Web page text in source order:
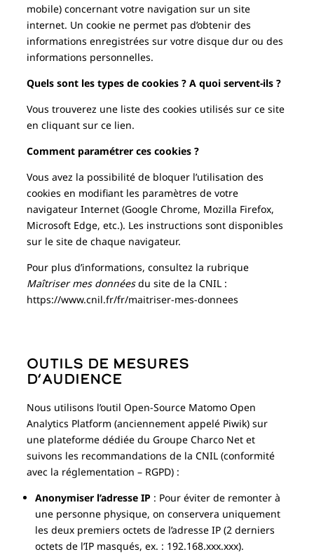
mobile) concernant votre navigation sur un site
internet. Un cookie ne permet pas d’obtenir des
informations enregistrées sur votre disque dur ou des
informations personnelles.
Quels sont les types de cookies ? A quoi servent-ils ?
Vous trouverez une liste des cookies utilisés sur ce site
en cliquant sur ce lien.
Comment paramétrer ces cookies ?
Vous avez la possibilité de bloquer l’utilisation des
cookies en modifiant les paramètres de votre
navigateur Internet (Google Chrome, Mozilla Firefox,
Microsoft Edge, etc.). Les instructions sont disponibles
sur le site de chaque navigateur.
Pour plus d’informations, consultez la rubrique
Maîtriser mes donnéesdu site de la CNIL :
https://www.cnil.fr/fr/maitriser-mes-donnees
Outils de mesures
d’audience
Nous utilisons l’outil Open-Source Matomo Open
Analytics Platform (anciennement appelé Piwik) sur
une plateforme dédiée du Groupe Charco Net et
suivons les recommandations de la CNIL (conformité
avec la réglementation – RGPD) :
Anonymiser l’adresse IP : Pour éviter de remonter à
une personne physique, on conservera uniquement
les deux premiers octets de l’adresse IP (2 derniers
octets de l’IP masqués, ex. : 192.168.xxx.xxx).